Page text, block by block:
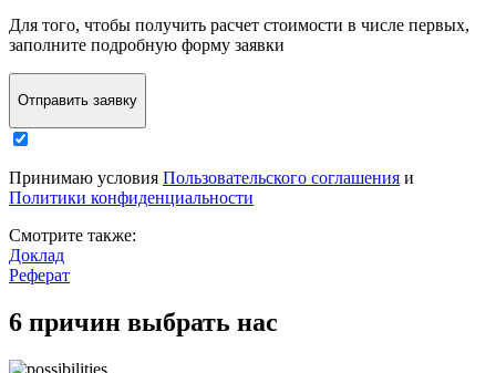
Для того, чтобы получить расчет стоимости в числе первых,
заполните подробную форму заявки
Отправить заявку
Принимаю условия Пользовательского соглашения и
Политики конфиденциальности
Смотрите также:
Доклад
Реферат
6 причин выбрать нас